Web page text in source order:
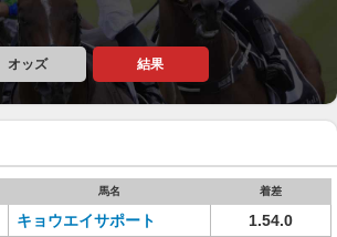
オッズ 結果
馬名 着差
キョウエイサポート
1.54.0